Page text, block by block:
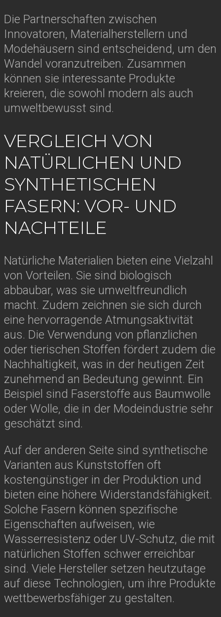
Die Partnerschaften zwischen
Innovatoren, Materialherstellern und
Modehäusern sind entscheidend, um den
Wandel voranzutreiben. Zusammen
können sie interessante Produkte
kreieren, die sowohl modern als auch
umweltbewusst sind.
VERGLEICH VON
NATÜRLICHEN UND
SYNTHETISCHEN
FASERN: VOR- UND
NACHTEILE
Natürliche Materialien bieten eine Vielzahl
von Vorteilen. Sie sind biologisch
abbaubar, was sie umweltfreundlich
macht. Zudem zeichnen sie sich durch
eine hervorragende Atmungsaktivität
aus. Die Verwendung von pflanzlichen
oder tierischen Stoffen fördert zudem die
Nachhaltigkeit, was in der heutigen Zeit
zunehmend an Bedeutung gewinnt. Ein
Beispiel sind Faserstoffe aus Baumwolle
oder Wolle, die in der Modeindustrie sehr
geschätzt sind.
Auf der anderen Seite sind synthetische
Varianten aus Kunststoffen oft
kostengünstiger in der Produktion und
bieten eine höhere Widerstandsfähigkeit.
Solche Fasern können spezifische
Eigenschaften aufweisen, wie
Wasserresistenz oder UV-Schutz, die mit
natürlichen Stoffen schwer erreichbar
sind. Viele Hersteller setzen heutzutage
auf diese Technologien, um ihre Produkte
wettbewerbsfähiger zu gestalten.